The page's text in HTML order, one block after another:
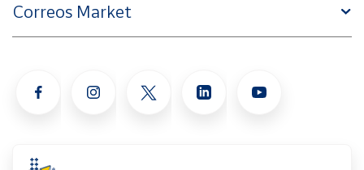
Correos Market